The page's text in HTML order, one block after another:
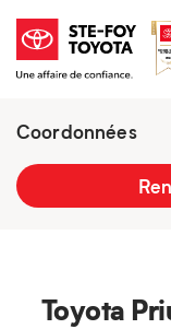
Coordonnées
Fermé :
Toyota